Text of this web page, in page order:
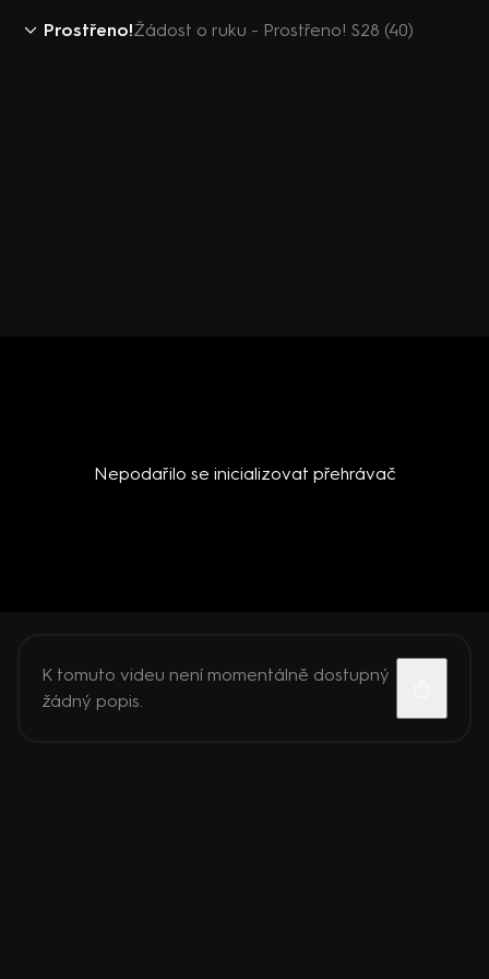
Prostřeno!Žádost o ruku - Prostřeno! S28 (40)
Nepodařilo se inicializovat přehrávač
K tomuto videu není momentálně dostupný
žádný popis.